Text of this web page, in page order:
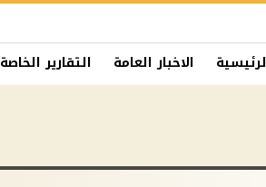
الاخبار العامة التقارير الخاصة